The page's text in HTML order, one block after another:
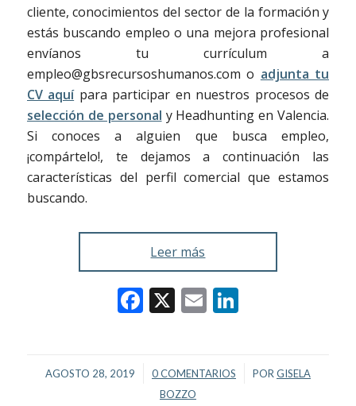
cliente, conocimientos del sector de la formación y
estás buscando empleo o una mejora profesional
envíanos tu currículum a
empleo@gbsrecursoshumanos.com o adjunta tu
CV aquípara participar en nuestros procesos de
selección de personal y Headhunting en Valencia.
Si conoces a alguien que busca empleo,
¡compártelo!, te dejamos a continuación las
características del perfil comercial que estamos
buscando.
Leer más
Facebook
X EmailLinkedIn
AGOSTO 28, 2019
/ 0 COMENTARIOS
/ POR GISELA
BOZZO